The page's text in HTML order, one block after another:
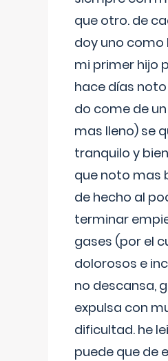
que otro. de
doy uno como
mi primer hijo
hace días
do come de
mas lleno) se
tranquilo y
que noto mas
de hecho al
terminar
gases (por el
dolorosos e
no descansa,
expulsa con
dificultad. he
puede que de